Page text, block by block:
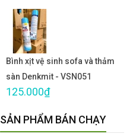
Bình xịt vệ sinh sofa và thảm
sàn Denkmit - VSN051
125.000₫
SẢN PHẨM BÁN CHẠY